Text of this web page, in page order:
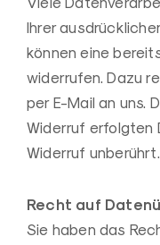
Ihrer
können eine
widerrufen. Dazu
per E-Mail an uns.
Widerruf erfolgten
Widerruf unberührt.
Recht auf
Sie haben das